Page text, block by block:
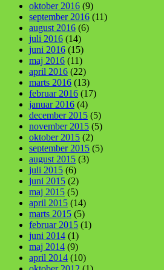
oktober 2016 (9)
september 2016 (11)
august 2016 (6)
juli 2016 (14)
juni 2016 (15)
maj 2016 (11)
april 2016 (22)
marts 2016 (13)
februar 2016 (17)
januar 2016 (4)
december 2015 (5)
november 2015 (5)
oktober 2015 (2)
september 2015 (5)
august 2015 (3)
juli 2015 (6)
juni 2015 (2)
maj 2015 (5)
april 2015 (14)
marts 2015 (5)
februar 2015 (1)
juni 2014 (1)
maj 2014 (9)
april 2014 (10)